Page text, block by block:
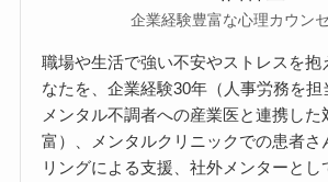
企業経験豊富な心理カウン
職場や生活で強い不安やストレスを抱
なたを、企業経験30年（人事労務を担
メンタル不調者への産業医と連携した
富）、メンタルクリニックでの患者さ
リングによる支援、社外メンターとし